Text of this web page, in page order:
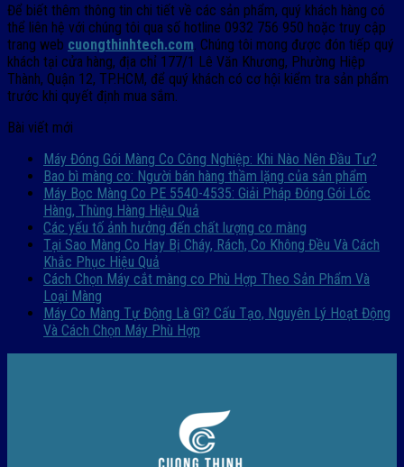
Để biết thêm thông tin chi tiết về các sản phẩm, quý khách hàng có
thể liên hệ với chúng tôi qua số hotline 0932 756 950 hoặc truy cập
trang web cuongthinhtech.com . Chúng tôi mong được đón tiếp quý
khách tại cửa hàng, địa chỉ 177/1 Lê Văn Khương, Phường Hiệp
Thành, Quận 12, TP.HCM, để quý khách có cơ hội kiểm tra sản phẩm
trước khi quyết định mua sắm.
Bài viết mới
Máy Đóng Gói Màng Co Công Nghiệp: Khi Nào Nên Đầu Tư?
Bao bì màng co: Người bán hàng thầm lặng của sản phẩm
Máy Bọc Màng Co PE 5540-4535: Giải Pháp Đóng Gói Lốc
Hàng, Thùng Hàng Hiệu Quả
Các yếu tố ảnh hưởng đến chất lượng co màng
Tại Sao Màng Co Hay Bị Cháy, Rách, Co Không Đều Và Cách
Khắc Phục Hiệu Quả
Cách Chọn Máy cắt màng co Phù Hợp Theo Sản Phẩm Và
Loại Màng
Máy Co Màng Tự Động Là Gì? Cấu Tạo, Nguyên Lý Hoạt Động
Và Cách Chọn Máy Phù Hợp